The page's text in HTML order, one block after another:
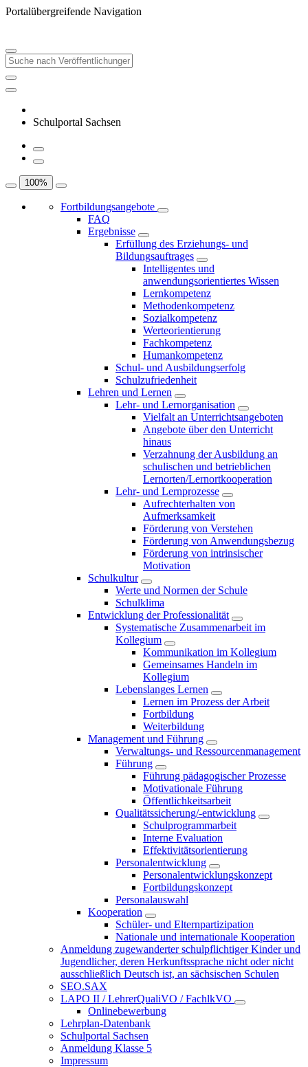
Portalübergreifende Navigation
Schulportal Sachsen
100%
Fortbildungsangebote
FAQ
Ergebnisse
Erfüllung des Erziehungs- und
Bildungsauftrages
Intelligentes und
anwendungsorientiertes Wissen
Lernkompetenz
Methodenkompetenz
Sozialkompetenz
Werteorientierung
Fachkompetenz
Humankompetenz
Schul- und Ausbildungserfolg
Schulzufriedenheit
Lehren und Lernen
Lehr- und Lernorganisation
Vielfalt an Unterrichtsangeboten
Angebote über den Unterricht
hinaus
Verzahnung der Ausbildung an
schulischen und betrieblichen
Lernorten/Lernortkooperation
Lehr- und Lernprozesse
Aufrechterhalten von
Aufmerksamkeit
Förderung von Verstehen
Förderung von Anwendungsbezug
Förderung von intrinsischer
Motivation
Schulkultur
Werte und Normen der Schule
Schulklima
Entwicklung der Professionalität
Systematische Zusammenarbeit im
Kollegium
Kommunikation im Kollegium
Gemeinsames Handeln im
Kollegium
Lebenslanges Lernen
Lernen im Prozess der Arbeit
Fortbildung
Weiterbildung
Management und Führung
Verwaltungs- und Ressourcenmanagement
Führung
Führung pädagogischer Prozesse
Motivationale Führung
Öffentlichkeitsarbeit
Qualitätssicherung/-entwicklung
Schulprogrammarbeit
Interne Evaluation
Effektivitätsorientierung
Personalentwicklung
Personalentwicklungskonzept
Fortbildungskonzept
Personalauswahl
Kooperation
Schüler- und Elternpartizipation
Nationale und internationale Kooperation
Anmeldung zugewanderter schulpflichtiger Kinder und
Jugendlicher, deren Herkunftssprache nicht oder nicht
ausschließlich Deutsch ist, an sächsischen Schulen
SEO.SAX
LAPO II / LehrerQualiVO / FachlkVO
Onlinebewerbung
Lehrplan-Datenbank
Schulportal Sachsen
Anmeldung Klasse 5
Impressum